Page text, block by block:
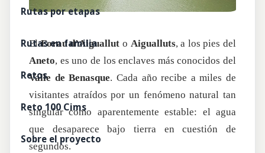
Rutas por etapas
Rutas en familia
Retos
Reto 100 Cims
Sobre el proyecto
ElForau d’Aiguallut o Aigualluts, a los pies del
Aneto, es uno de los enclaves más conocidos del
Valle de Benasque. Cada año recibe a miles de
visitantes atraídos por un fenómeno natural tan
singular como aparentemente estable: el agua
que desaparece bajo tierra en cuestión de
segundos.